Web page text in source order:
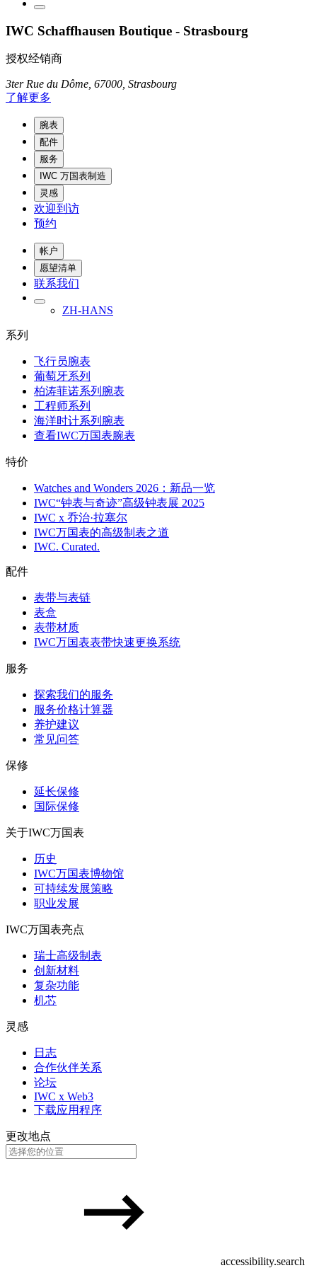
IWC Schaffhausen Boutique - Strasbourg
授权经销商
3ter Rue du Dôme, 67000, Strasbourg
了解更多
腕表
配件
服务
IWC 万国表制造
灵感
欢迎到访
预约
帐户
愿望清单
联系我们
ZH-HANS
系列
飞行员腕表
葡萄牙系列
柏涛菲诺系列腕表
工程师系列
海洋时计系列腕表
查看IWC万国表腕表
特价
Watches and Wonders 2026：新品一览
IWC“钟表与奇迹”高级钟表展 2025
IWC x 乔治·拉塞尔
IWC万国表的高级制表之道
IWC. Curated.
配件
表带与表链
表盒
表带材质
IWC万国表表带快速更换系统
服务
探索我们的服务
服务价格计算器
养护建议
常见问答
保修
延长保修
国际保修
关于IWC万国表
历史
IWC万国表博物馆
可持续发展策略
职业发展
IWC万国表亮点
瑞士高级制表
创新材料
复杂功能
机芯
灵感
日志
合作伙伴关系
论坛
IWC x Web3
下载应用程序
更改地点
accessibility.search